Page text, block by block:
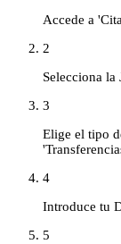
Accede a
2
Selecciona
3
Elige el tipo
4
Introduce tu
5